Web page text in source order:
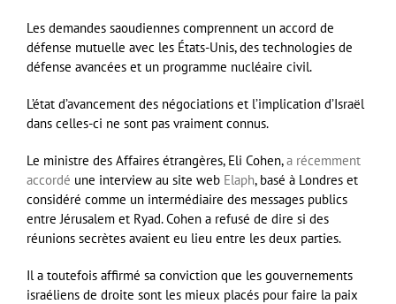
Les demandes saoudiennes comprennent un accord de
défense mutuelle avec les États-Unis, des technologies de
défense avancées et un programme nucléaire civil.
L’état d’avancement des négociations et l’implication d’Israël
dans celles-ci ne sont pas vraiment connus.
Le ministre des Affaires étrangères, Eli Cohen,a récemment
accordé une interview au site web Elaph, basé à Londres et
considéré comme un intermédiaire des messages publics
entre Jérusalem et Ryad. Cohen a refusé de dire si des
réunions secrètes avaient eu lieu entre les deux parties.
Il a toutefois affirmé sa conviction que les gouvernements
israéliens de droite sont les mieux placés pour faire la paix